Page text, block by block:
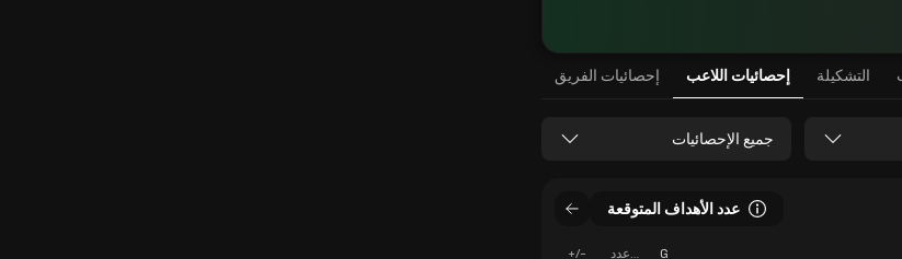
التشكيلة إحصائيات اللاعب إحصائيات الفريق
جميع الإحصائيات
عدد الأهداف المتوقعة
G
عدد
+/-